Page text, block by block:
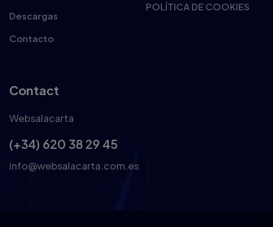
Descargas
Contacto
POLÍTICA DE COOKIES
Contact
Websalacarta
(+34) 620 38 29 45
info@websalacarta.com.es